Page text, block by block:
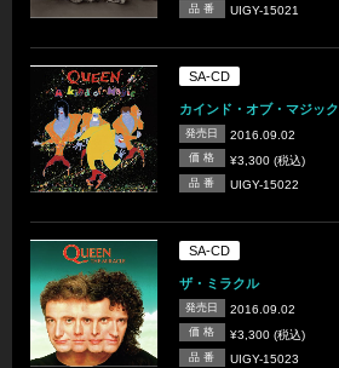
品 番 UIGY-15021
SA-CD
カインド・オブ・マジック
発売日 2016.09.02
価 格 ¥3,300 (税込)
品 番 UIGY-15022
SA-CD
ザ・ミラクル
発売日 2016.09.02
価 格 ¥3,300 (税込)
品 番 UIGY-15023